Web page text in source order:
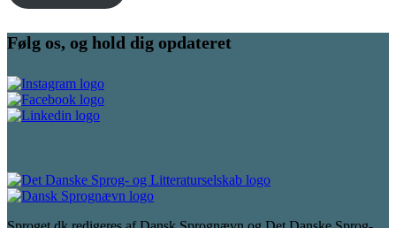
Følg os, og hold dig opdateret